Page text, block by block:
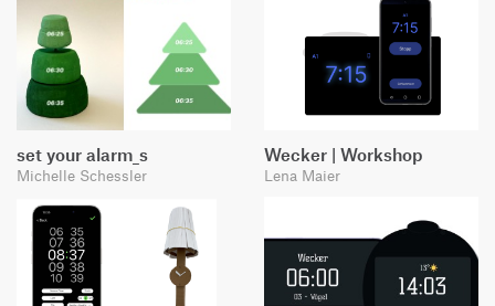
set your alarm_s
Michelle Schessler
Wecker | Workshop
Lena Maier